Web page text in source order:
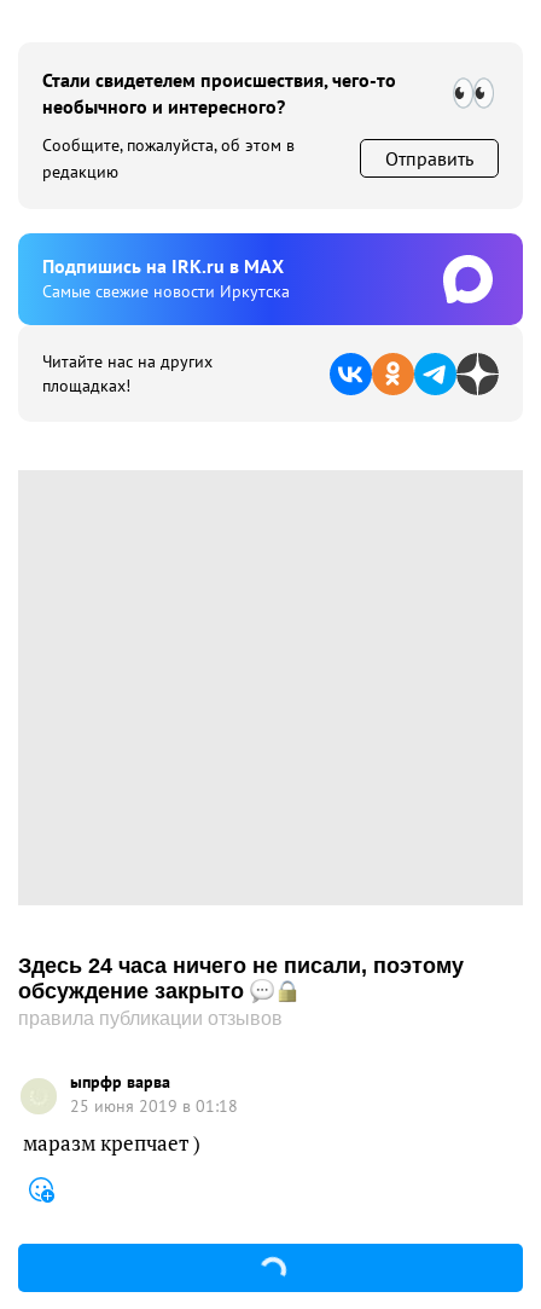
Стали свидетелем происшествия, чего-то
необычного и интересного?
Сообщите, пожалуйста, об этом в
редакцию
Отправить
Подпишиcь на IRK.ru в MAX
Cамые свежие новости Иркутска
Читайте нас на других
площадках!
Здесь 24 часа ничего не писали, поэтому
обсуждение закрыто
правила публикации отзывов
ыпрфр варва
25 июня 2019 в 01:18
маразм крепчает )